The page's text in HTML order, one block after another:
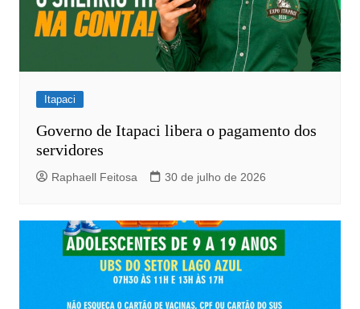
Itapaci
Governo de Itapaci libera o pagamento dos
servidores
Raphaell Feitosa 30 de julho de 2026